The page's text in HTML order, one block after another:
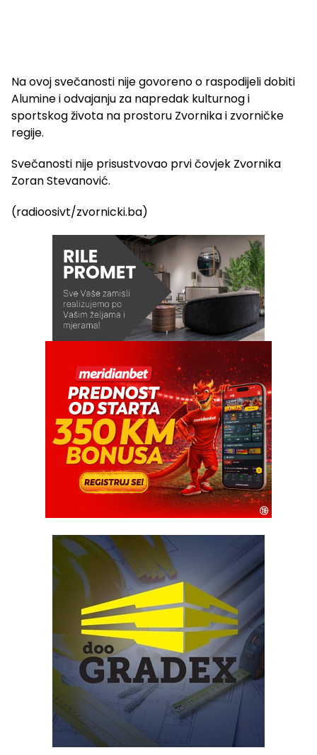
Na ovoj svečanosti nije govoreno o raspodijeli dobiti
Alumine i odvajanju za napredak kulturnog i
sportskog života na prostoru Zvornika i zvorničke
regije.
Svečanosti nije prisustvovao prvi čovjek Zvornika
Zoran Stevanović.
(radioosivt/zvornicki.ba)